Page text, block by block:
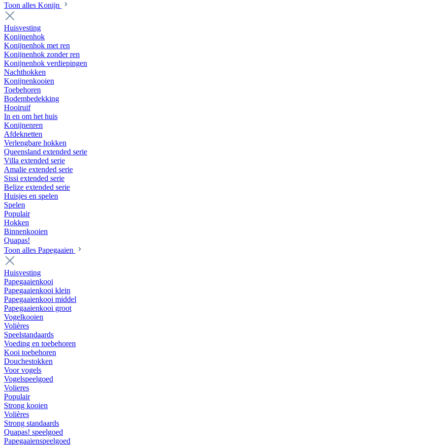
Toon alles Konijn
Huisvesting
Konijnenhok
Konijnenhok met ren
Konijnenhok zonder ren
Konijnenhok verdiepingen
Nachthokken
Konijnenkooien
Toebehoren
Bodembedekking
Hooiruif
In en om het huis
Konijnenren
Afdeknetten
Verlengbare hokken
Queensland extended serie
Villa extended serie
Amalie extended serie
Sissi extended serie
Belize extended serie
Huisjes en spelen
Spelen
Populair
Hokken
Binnenkooien
Quapas!
Toon alles Papegaaien
Huisvesting
Papegaaienkooi
Papegaaienkooi klein
Papegaaienkooi middel
Papegaaienkooi groot
Vogelkooien
Volières
Speelstandaards
Voeding en toebehoren
Kooi toebehoren
Douchestokken
Voor vogels
Vogelspeelgoed
Volieres
Populair
Strong kooien
Volières
Strong standaards
Quapas! speelgoed
Papegaaienspeelgoed